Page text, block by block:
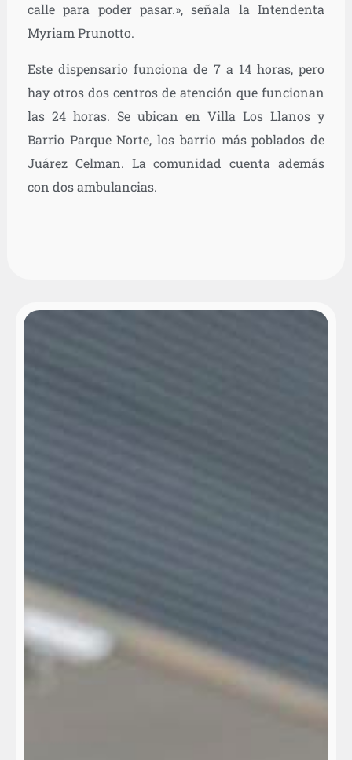
calle para poder pasar.», señala la Intendenta
Myriam Prunotto.
Este dispensario funciona de 7 a 14 horas, pero
hay otros dos centros de atención que funcionan
las 24 horas. Se ubican en Villa Los Llanos y
Barrio Parque Norte, los barrio más poblados de
Juárez Celman. La comunidad cuenta además
con dos ambulancias.